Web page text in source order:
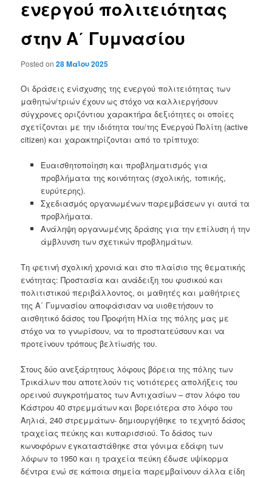
ενεργού πολιτειότητας
στην Α΄ Γυμνασίου
Posted on28 Μαΐου 2025
Οι δράσεις ενίσχυσης της ενεργού πολιτειότητας των
μαθητών/τριών έχουν ως στόχο να καλλιεργήσουν
σύγχρονες οριζόντιου χαρακτήρα δεξιότητες οι οποίες
σχετίζονται με την ιδιότητα του/της Ενεργού Πολίτη (active
citizen) και χαρακτηρίζονται από το τρίπτυχο:
Ευαισθητοποίηση και προβληματισμός για
προβλήματα της κοινότητας (σχολικής, τοπικής,
ευρύτερης).
Σχεδιασμός οργανωμένων παρεμβάσεων γι αυτά τα
προβλήματα.
Ανάληψη οργανωμένης δράσης για την επίλυση ή την
άμβλυνση των σχετικών προβλημάτων.
Τη φετινή σχολική χρονιά και στο πλαίσιο της θεματικής
ενότητας: Προστασία και ανάδειξη του φυσικού και
πολιτιστικού περιβάλλοντος, οι μαθητές και μαθήτριες
της Α΄ Γυμνασίου αποφάσισαν να υιοθετήσουν το
αισθητικό δάσος του Προφήτη Ηλία της πόλης μας με
στόχο να το γνωρίσουν, να το προστατεύσουν και να
προτείνουν τρόπους βελτίωσής του.
Στους δύο ανεξάρτητους λόφους βόρεια της πόλης των
Τρικάλων που αποτελούν τις νοτιότερες απολήξεις του
ορεινού συγκροτήματος των Αντιχασίων – στον λόφο του
Κάστρου 40 στρεμμάτων και βορειότερα στο λόφο του
Αηλιά, 240 στρεμμάτων- δημιουργήθηκε το τεχνητό δάσος
τραχείας πεύκης και κυπαρισσιού. Το δάσος των
κωνοφόρων εγκαταστάθηκε στα γόνιμα εδάφη των
λόφων το 1950 και η τραχεία πεύκη έδωσε υψίκορμα
δέντρα ενώ σε κάποια σημεία παρεμβαίνουν άλλα είδη